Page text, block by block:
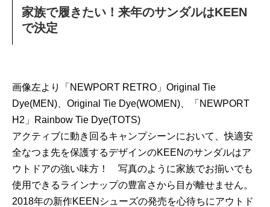
家族で履きたい！来年のサンダルはKEEN
で決定
画像左より「NEWPORT RETRO」Original Tie
Dye(MEN)、Original Tie Dye(WOMEN)、「NEWPORT
H2」Rainbow Tie Dye(TOTS)
アクティブに動き回るキャンプシーンにおいて、快適安
全なつま先を保護するデザインのKEENのサンダルはア
ウトドアの強い味方！ 写真のように家族でお揃いでも
使用できるラインナップの豊富さから目が離せません。
2018年の新作KEENシューズの発売を心待ちにアウトド